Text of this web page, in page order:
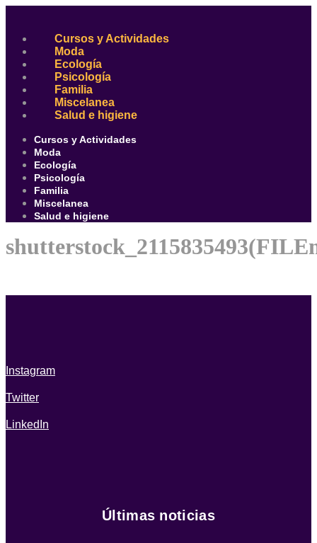
contenido
Cursos y Actividades
Moda
Ecología
Psicología
Familia
Miscelanea
Salud e higiene
Cursos y Actividades
Moda
Ecología
Psicología
Familia
Miscelanea
Salud e higiene
Instagram
Twitter
LinkedIn
Últimas noticias